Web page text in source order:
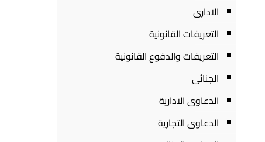
الادارى
التعريفات القانونية
التعريفات والدفوع القانونية
الجنائى
الدعاوى الادارية
الدعاوى التجارية